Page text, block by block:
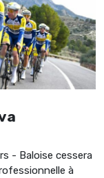
- Baloise cessera
à